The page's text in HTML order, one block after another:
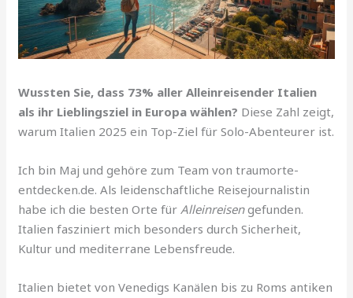
Wussten Sie, dass 73% aller Alleinreisender Italien
als ihr Lieblingsziel in Europa wählen? Diese Zahl zeigt,
warum Italien 2025 ein Top-Ziel für Solo-Abenteurer ist.
Ich bin Maj und gehöre zum Team von traumorte-
entdecken.de. Als leidenschaftliche Reisejournalistin
habe ich die besten Orte fürAlleinreisengefunden.
Italien fasziniert mich besonders durch Sicherheit,
Kultur und mediterrane Lebensfreude.
Italien bietet von Venedigs Kanälen bis zu Roms antiken